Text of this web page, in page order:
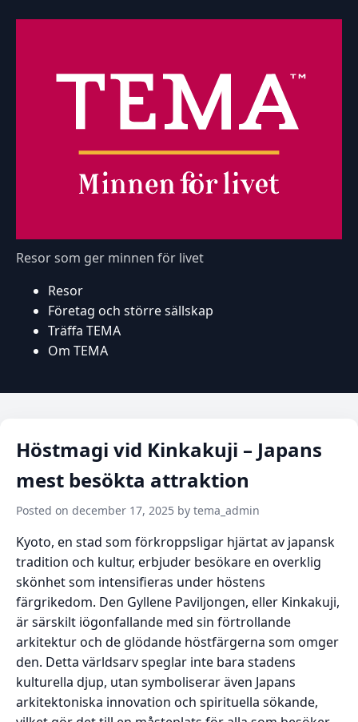
Resor som ger minnen för livet
Resor
Företag och större sällskap
Träffa TEMA
Om TEMA
Höstmagi vid Kinkakuji – Japans
mest besökta attraktion
Posted on december 17, 2025 by tema_admin
Kyoto, en stad som förkroppsligar hjärtat av japansk
tradition och kultur, erbjuder besökare en overklig
skönhet som intensifieras under höstens
färgrikedom. Den Gyllene Paviljongen, eller Kinkakuji,
är särskilt iögonfallande med sin förtrollande
arkitektur och de glödande höstfärgerna som omger
den. Detta världsarv speglar inte bara stadens
kulturella djup, utan symboliserar även Japans
arkitektoniska innovation och spirituella sökande,